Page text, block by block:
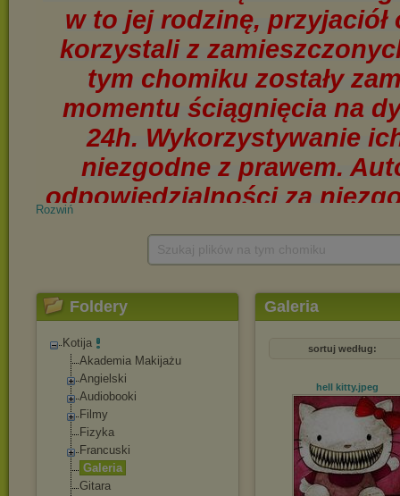
Rozwiń
Foldery
Kotija
Akademia Makijażu
Angielski
Audiobooki
Filmy
Fizyka
Francuski
Galeria
Gitara
Galeria
sortuj według:
hell kitty.jpeg